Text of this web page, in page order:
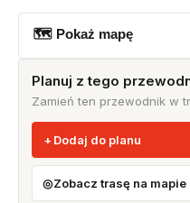
🗺 Pokaż mapę
Planuj z tego
Zamień ten przewodnik w
Dodaj do planu
Zobacz trasę na mapie